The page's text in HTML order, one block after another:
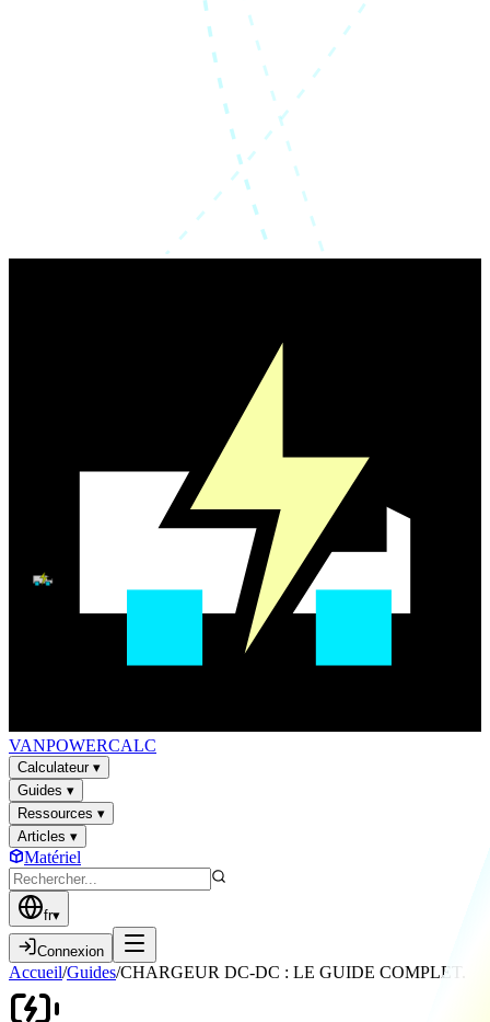
VANPOWERCALC
Calculateur▾
Guides ▾
Ressources ▾
Articles ▾
Matériel
fr▾
Connexion
Accueil/Guides/CHARGEUR DC-DC : LE GUIDE COMPLET.